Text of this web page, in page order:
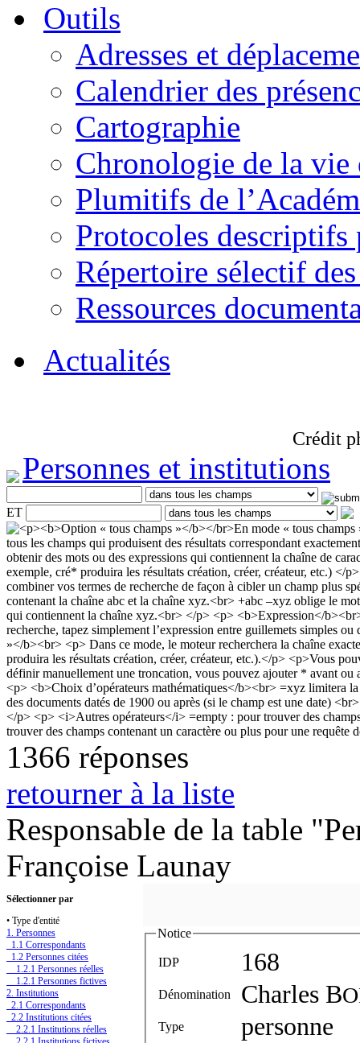
Outils
Adresses et
Calendrier des
Cartographie
Chronologie de la vie
Plumitifs de
Protocoles descriptifs
Répertoire sélectif
Ressources
Actualités
Crédit
Personnes et institutions
ET
1366 réponses
retourner à la liste
Responsable de la table
Françoise Launay
Sélectionner par
• Type d'entité
1. Personnes
1.1 Correspondants
1.2 Personnes citées
1.2.1 Personnes réelles
1.2.1 Personnes fictives
2. Institutions
2.1 Correspondants
2.2 Institutions citées
2.2.1 Institutions réelles
Notice
IDP 168
Dénomination Charles B
Type personne